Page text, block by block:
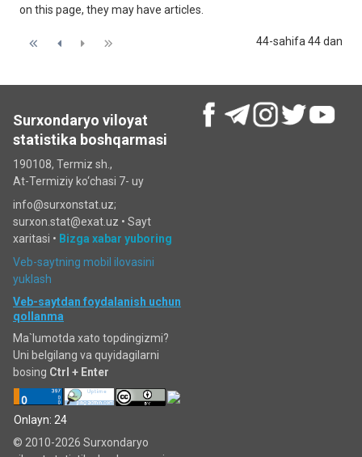
on this page, they may have articles.
44-sahifa 44 dan
Surxondaryo viloyat
statistika boshqarmasi
190108, Termiz sh.,
At-Termiziy ko‘chasi 7- uy
info@surxonstat.uz;
surxon.stat@exat.uz • Sayt
xaritasi • Bizga xabar yuboring
Veb-saytning mobil ilovasini
yuklash
Veb-saytdan foydalanish uchun
qollanma
Ma`lumotda xato topdingizmi?
Uni belgilang va quyidagilarni
bosing Ctrl + Enter
Onlayn: 24
© 2010-2026 Surxondaryo